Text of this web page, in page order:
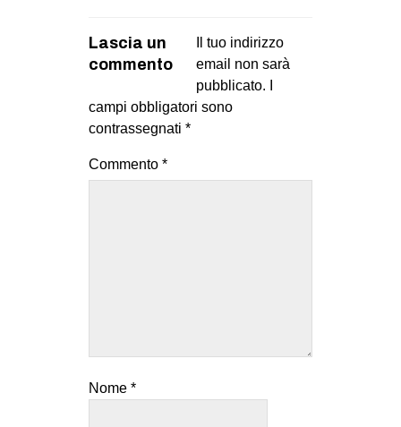
Lascia un
commento
Il tuo indirizzo
email non sarà
pubblicato.
campi obbligatori sono
contrassegnati *
Commento *
Nome *